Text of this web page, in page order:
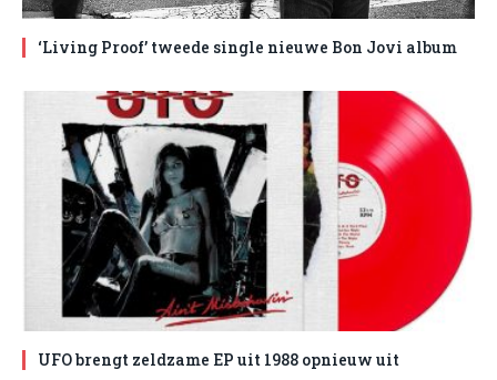
‘Living Proof’ tweede single nieuwe Bon Jovi album
UFO brengt zeldzame EP uit 1988 opnieuw uit